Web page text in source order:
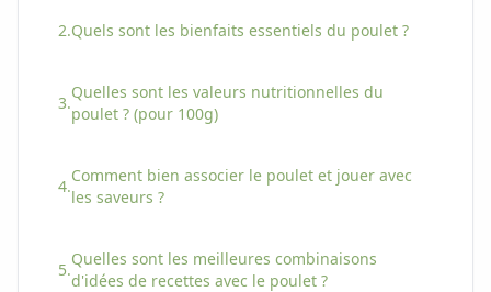
2.Quels sont les bienfaits essentiels du poulet ?
3.
Quelles sont les valeurs nutritionnelles du
poulet ? (pour 100g)
4.
Comment bien associer le poulet et jouer avec
les saveurs ?
5.
Quelles sont les meilleures combinaisons
d'idées de recettes avec le poulet ?